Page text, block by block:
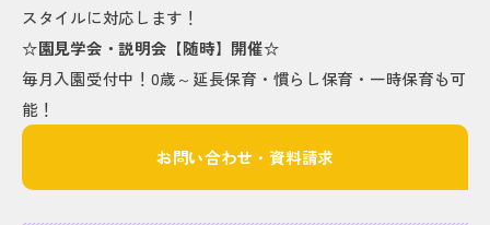
スタイルに対応します！
☆園見学会・説明会【随時】開催☆
毎月入園受付中！0歳～延長保育・慣らし保育・一時保育も可
能！
お問い合わせ・資料請求